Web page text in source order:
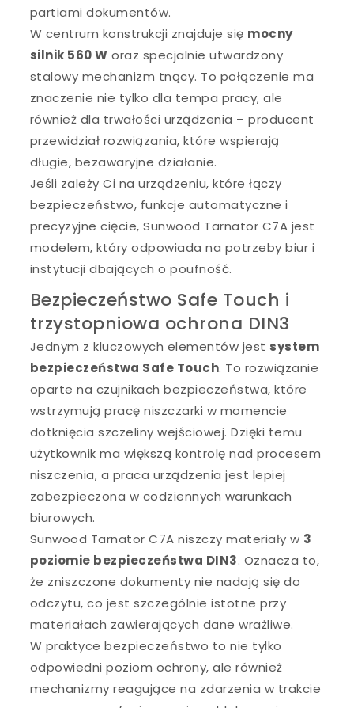
partiami dokumentów.
W centrum konstrukcji znajduje się mocny
silnik 560 W oraz specjalnie utwardzony
stalowy mechanizm tnący. To połączenie ma
znaczenie nie tylko dla tempa pracy, ale
również dla trwałości urządzenia – producent
przewidział rozwiązania, które wspierają
długie, bezawaryjne działanie.
Jeśli zależy Ci na urządzeniu, które łączy
bezpieczeństwo, funkcje automatyczne i
precyzyjne cięcie, Sunwood Tarnator C7A jest
modelem, który odpowiada na potrzeby biur i
instytucji dbających o poufność.
Bezpieczeństwo Safe Touch i
trzystopniowa ochrona DIN3
Jednym z kluczowych elementów jest system
bezpieczeństwa Safe Touch. To rozwiązanie
oparte na czujnikach bezpieczeństwa, które
wstrzymują pracę niszczarki w momencie
dotknięcia szczeliny wejściowej. Dzięki temu
użytkownik ma większą kontrolę nad procesem
niszczenia, a praca urządzenia jest lepiej
zabezpieczona w codziennych warunkach
biurowych.
Sunwood Tarnator C7A niszczy materiały w 3
poziomie bezpieczeństwa DIN3. Oznacza to,
że zniszczone dokumenty nie nadają się do
odczytu, co jest szczególnie istotne przy
materiałach zawierających dane wrażliwe.
W praktyce bezpieczeństwo to nie tylko
odpowiedni poziom ochrony, ale również
mechanizmy reagujące na zdarzenia w trakcie